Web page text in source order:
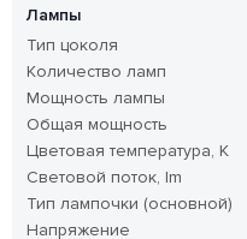
Лампы
Тип цоколя
Количество ламп
Мощность лампы
Общая мощность
Цветовая температура, K
Световой поток, lm
Тип лампочки (основной)
Напряжение